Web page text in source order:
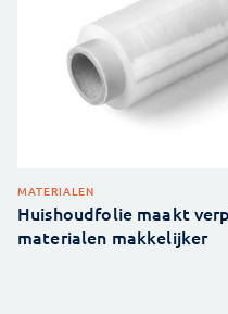
MATERIALEN
Huishoudfolie maakt
materialen makkelijker